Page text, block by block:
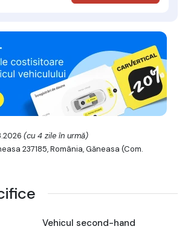
(cu 4 zile în urmă)
237185, România, Găneasa (Com.
Vehicul second-hand